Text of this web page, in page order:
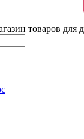
товаров для